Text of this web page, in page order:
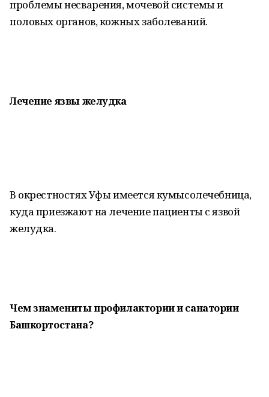
проблемы несварения, мочевой системы и
половых органов, кожных заболеваний.
Лечение язвы желудка
В окрестностях Уфы имеется кумысолечебница,
куда приезжают на лечение пациенты с язвой
желудка.
Чем знамениты профилактории и санатории
Башкортостана?